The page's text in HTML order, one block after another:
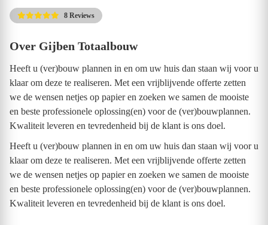
8 Reviews
Over Gijben Totaalbouw
Heeft u (ver)bouw plannen in en om uw huis dan staan wij voor u
klaar om deze te realiseren. Met een vrijblijvende offerte zetten
we de wensen netjes op papier en zoeken we samen de mooiste
en beste professionele oplossing(en) voor de (ver)bouwplannen.
Kwaliteit leveren en tevredenheid bij de klant is ons doel.
Heeft u (ver)bouw plannen in en om uw huis dan staan wij voor u
klaar om deze te realiseren. Met een vrijblijvende offerte zetten
we de wensen netjes op papier en zoeken we samen de mooiste
en beste professionele oplossing(en) voor de (ver)bouwplannen.
Kwaliteit leveren en tevredenheid bij de klant is ons doel.